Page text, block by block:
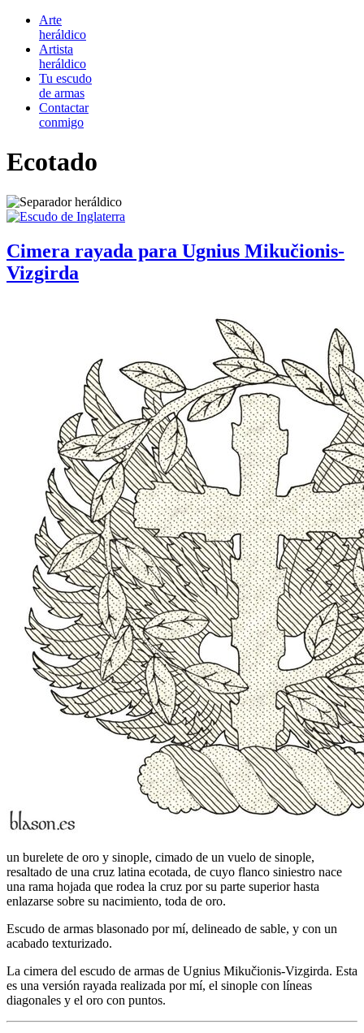
Arte
heráldico
Artista
heráldico
Tu escudo
de armas
Contactar
conmigo
Ecotado
Cimera rayada para Ugnius Mikučionis-
Vizgirda
un burelete de oro y sinople, cimado de un vuelo de sinople,
resaltado de una cruz latina ecotada, de cuyo flanco siniestro nace
una rama hojada que rodea la cruz por su parte superior hasta
enlazarse sobre su nacimiento, toda de oro.
Escudo de armas blasonado por mí, delineado de sable, y con un
acabado texturizado.
La cimera del escudo de armas de Ugnius Mikučionis-Vizgirda. Esta
es una versión rayada realizada por mí, el sinople con líneas
diagonales y el oro con puntos.